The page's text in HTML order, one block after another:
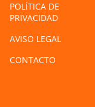
POLÍTICA DE
PRIVACIDAD
AVISO LEGAL
CONTACTO